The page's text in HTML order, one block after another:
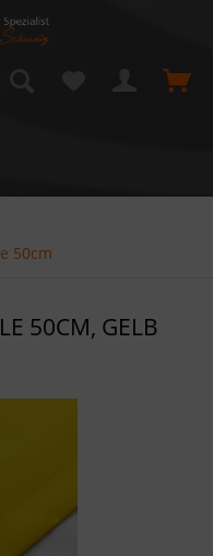
50cm
50CM, GELB